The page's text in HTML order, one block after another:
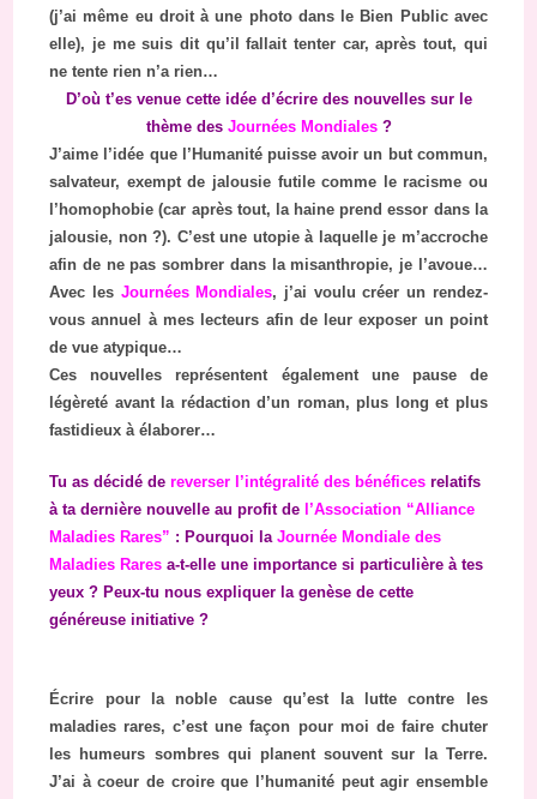
(j’ai même eu droit à une photo dans le Bien Public avec
elle), je me suis dit qu’il fallait tenter car, après tout, qui
ne tente rien n’a rien…
D’où t’es venue cette idée d’écrire des nouvelles sur le
thème des Journées Mondiales?
J’aime l’idée que l’Humanité puisse avoir un but commun,
salvateur, exempt de jalousie futile comme le racisme ou
l’homophobie (car après tout, la haine prend essor dans la
jalousie, non ?). C’est une utopie à laquelle je m’accroche
afin de ne pas sombrer dans la misanthropie, je l’avoue…
Avec les Journées Mondiales, j’ai voulu créer un rendez-
vous annuel à mes lecteurs afin de leur exposer un point
de vue atypique…
Ces nouvelles représentent également une pause de
légèreté avant la rédaction d’un roman, plus long et plus
fastidieux à élaborer…
Tu as décidé dereverser l’intégralité des bénéfices relatifs
à ta dernière nouvelle au profit de l’Association “Alliance
Maladies Rares” : Pourquoi laJournée Mondiale des
Maladies Rares a-t-elle une importance si particulière à tes
yeux ? Peux-tu nous expliquer la genèse de cette
généreuse initiative ?
Écrire pour la noble cause qu’est la lutte contre les
maladies rares, c’est une façon pour moi de faire chuter
les humeurs sombres qui planent souvent sur la Terre.
J’ai à coeur de croire que l’humanité peut agir ensemble